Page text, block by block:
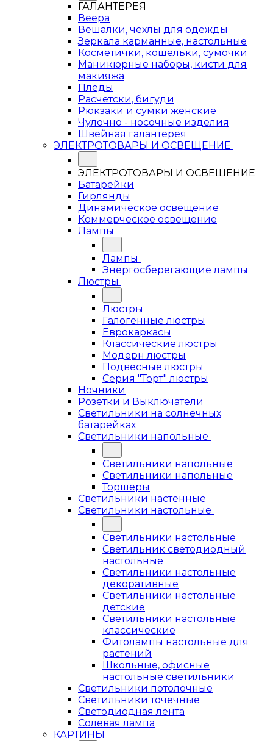
ГАЛАНТЕРЕЯ
Веера
Вешалки, чехлы для одежды
Зеркала карманные, настольные
Косметички, кошельки, сумочки
Маникюрные наборы, кисти для
макияжа
Пледы
Расчетски, бигуди
Рюкзаки и сумки женские
Чулочно - носочные изделия
Швейная галантерея
ЭЛЕКТРОТОВАРЫ И ОСВЕЩЕНИЕ
ЭЛЕКТРОТОВАРЫ И ОСВЕЩЕНИЕ
Батарейки
Гирлянды
Динамическое освещение
Коммерческое освещение
Лампы
Лампы
Энергосберегающие лампы
Люстры
Люстры
Галогенные люстры
Еврокаркасы
Классические люстры
Модерн люстры
Подвесные люстры
Серия "Торт" люстры
Ночники
Розетки и Выключатели
Светильники на солнечных
батарейках
Светильники напольные
Светильники напольные
Светильники напольные
Торшеры
Светильники настенные
Светильники настольные
Светильники настольные
Светильник светодиодный
настольные
Светильники настольные
декоративные
Светильники настольные
детские
Светильники настольные
классические
Фитолампы настольные для
растений
Школьные, офисные
настольные светильники
Светильники потолочные
Светильники точечные
Светодиодная лента
Солевая лампа
КАРТИНЫ